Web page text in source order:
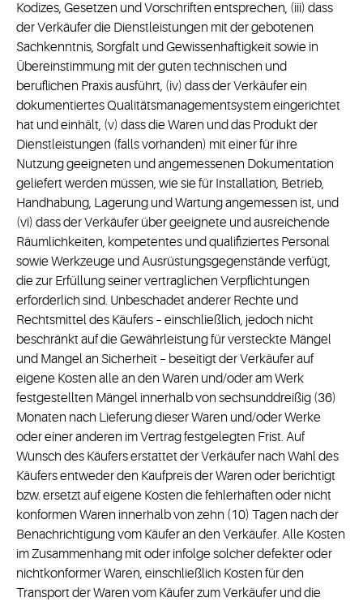
Kodizes, Gesetzen und Vorschriften entsprechen, (iii) dass
der Verkäufer die Dienstleistungen mit der gebotenen
Sachkenntnis, Sorgfalt und Gewissenhaftigkeit sowie in
Übereinstimmung mit der guten technischen und
beruflichen Praxis ausführt, (iv) dass der Verkäufer ein
dokumentiertes Qualitätsmanagementsystem eingerichtet
hat und einhält, (v) dass die Waren und das Produkt der
Dienstleistungen (falls vorhanden) mit einer für ihre
Nutzung geeigneten und angemessenen Dokumentation
geliefert werden müssen, wie sie für Installation, Betrieb,
Handhabung, Lagerung und Wartung angemessen ist, und
(vi) dass der Verkäufer über geeignete und ausreichende
Räumlichkeiten, kompetentes und qualifiziertes Personal
sowie Werkzeuge und Ausrüstungsgegenstände verfügt,
die zur Erfüllung seiner vertraglichen Verpflichtungen
erforderlich sind. Unbeschadet anderer Rechte und
Rechtsmittel des Käufers – einschließlich, jedoch nicht
beschränkt auf die Gewährleistung für versteckte Mängel
und Mangel an Sicherheit – beseitigt der Verkäufer auf
eigene Kosten alle an den Waren und/oder am Werk
festgestellten Mängel innerhalb von sechsunddreißig (36)
Monaten nach Lieferung dieser Waren und/oder Werke
oder einer anderen im Vertrag festgelegten Frist. Auf
Wunsch des Käufers erstattet der Verkäufer nach Wahl des
Käufers entweder den Kaufpreis der Waren oder berichtigt
bzw. ersetzt auf eigene Kosten die fehlerhaften oder nicht
konformen Waren innerhalb von zehn (10) Tagen nach der
Benachrichtigung vom Käufer an den Verkäufer. Alle Kosten
im Zusammenhang mit oder infolge solcher defekter oder
nichtkonformer Waren, einschließlich Kosten für den
Transport der Waren vom Käufer zum Verkäufer und die